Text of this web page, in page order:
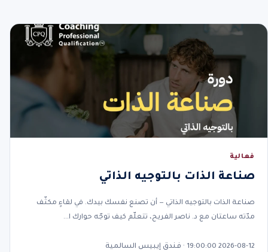
فعالية
صناعة الذات بالتوجيه الذاتي
صناعة الذات بالتوجيه الذاتي — أن تصنع نفسك بيدك. في لقاءٍ مكثّف
مدّته ساعتان مع د. ناصر الفريح، تتعلّم كيف توجّه حوارك ا…
2026-08-12 19:00:00 · فندق إيبيس السالمية